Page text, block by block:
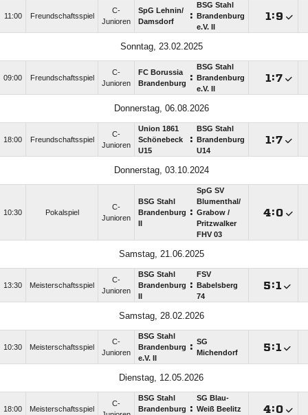
11:00 Freundschaftsspiel
C-
Junioren
SpG Lehnin/​
Damsdorf
:
BSG Stahl
Brandenburg
e.V. II
:
Sonntag, 23.02.2025
09:00 Freundschaftsspiel
C-
Junioren
FC Borussia
Brandenburg :
BSG Stahl
Brandenburg
e.V. II
:
Donnerstag, 06.08.2026
18:00 Freundschaftsspiel
C-
Junioren
Union 1861
Schönebeck
U15
:
BSG Stahl
Brandenburg
U14
:
Donnerstag, 03.10.2024
10:30 Pokalspiel
C-
Junioren
BSG Stahl
Brandenburg :
SpG SV
Blumenthal/​
Grabow /​
Pritzwalker
FHV 03
:
Samstag, 21.06.2025
13:30 Meisterschaftsspiel
C-
Junioren
BSG Stahl
Brandenburg :
FSV
Babelsberg
74
:
Samstag, 28.02.2026
10:30 Meisterschaftsspiel
C-
Junioren
BSG Stahl
Brandenburg
e.V. II
: SG
Michendorf
:
Dienstag, 12.05.2026
18:00 Meisterschaftsspiel
C-
BSG Stahl
Brandenburg :
SG Blau-
Weiß Beelitz
: